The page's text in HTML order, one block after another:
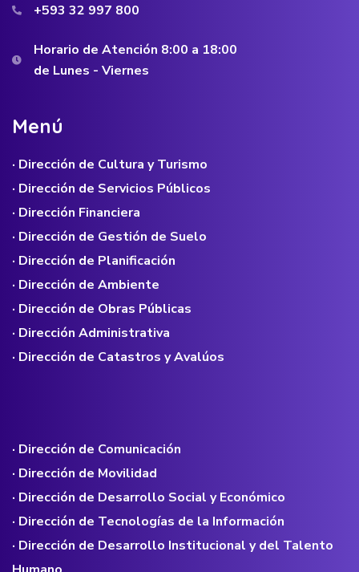
+593 32 997 800
Horario de Atención 8:00 a 18:00
de Lunes - Viernes
Menú
· Dirección de Cultura y Turismo
· Dirección de Servicios Públicos
· Dirección Financiera
· Dirección de Gestión de Suelo
· Dirección de Planificación
· Dirección de Ambiente
· Dirección de Obras Públicas
· Dirección Administrativa
· Dirección de Catastros y Avalúos
· Dirección de Comunicación
· Dirección de Movilidad
· Dirección de Desarrollo Social y Económico
· Dirección de Tecnologías de la Información
· Dirección de Desarrollo Institucional y del Talento